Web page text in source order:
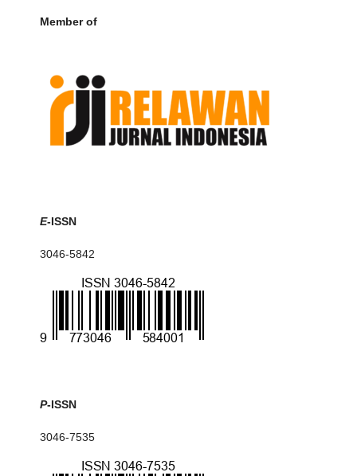
Member of
E-ISSN
3046-5842
P-ISSN
3046-7535